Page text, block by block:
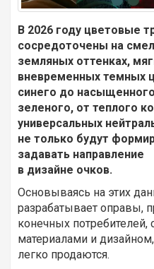
В 2026 году цветовые
сосредоточены на
земляных оттенках,
вневременных темных
синего до
зеленого, от теплого
универсальных
не только будут
задавать направление
в дизайне очков.
Основываясь на этих
разрабатывает оправы,
конечных
материалами и
легко продаются.